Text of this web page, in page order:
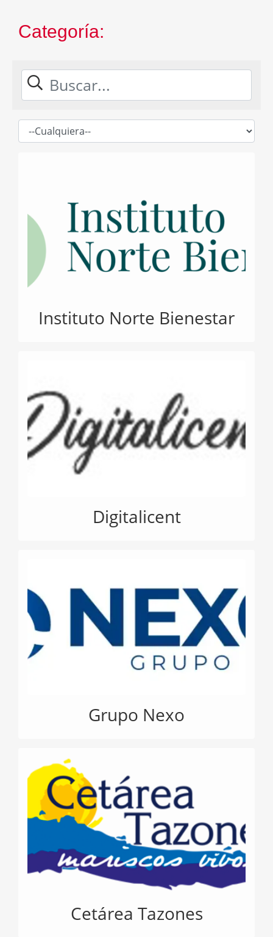
Categoría:
Instituto Norte Bienestar
Digitalicent
Grupo Nexo
Cetárea Tazones